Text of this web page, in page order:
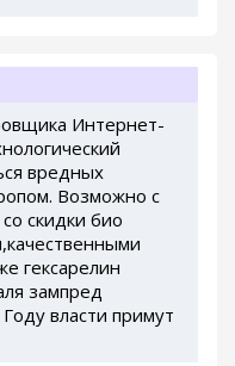
Интернет-
вредных
Возможно с
скидки био
гексарелин
зампред
власти примут